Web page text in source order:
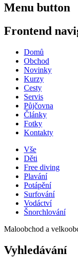
Menu button
Frontend
Domů
Obchod
Novinky
Kurzy
Cesty
Servis
Půjčovna
Články
Fotky
Kontakty
Vše
Děti
Free diving
Plavání
Potápění
Surfování
Vodáctví
Šnorchlování
Maloobchod a
Vyhledávání